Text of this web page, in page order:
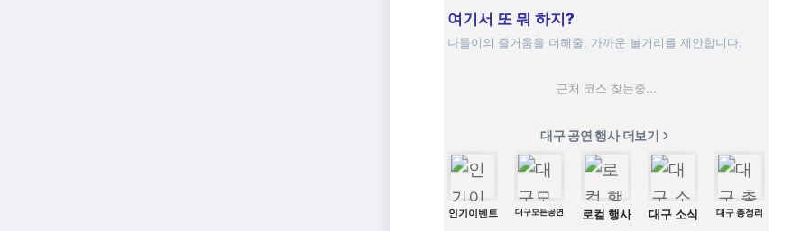
여기서 또 뭐 하지?
나들이의 즐거움을 더해줄, 가까운 볼거리를 제안합니다.
근처 코스 찾는중...
대구 공연 행사 더보기
인기이벤트 대구모든공연 로컬 행사 대구 소식 대구 총정리